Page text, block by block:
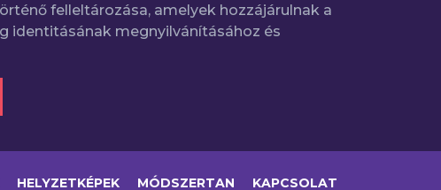
felleltározása, amelyek hozzájárulnak a
identitásának megnyilvánításához és
HELYZETKÉPEK MÓDSZERTAN KAPCSOLAT